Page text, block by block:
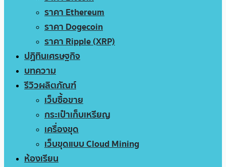
ราคา Ethereum
ราคา Dogecoin
ราคา Ripple (XRP)
ปฏิทินเศรษฐกิจ
บทความ
รีวิวผลิตภัณฑ์
เว็บซื้อขาย
กระเป๋าเก็บเหรียญ
เครื่องขุด
เว็บขุดแบบ Cloud Mining
ห้องเรียน